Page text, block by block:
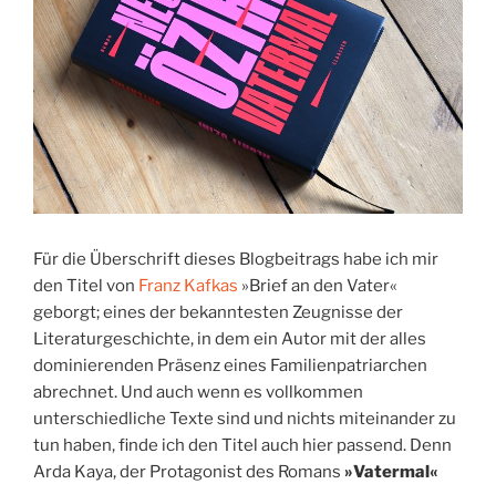
Für die Überschrift dieses Blogbeitrags habe ich mir
den Titel von Franz Kafkas »Brief an den Vater«
geborgt; eines der bekanntesten Zeugnisse der
Literaturgeschichte, in dem ein Autor mit der alles
dominierenden Präsenz eines Familienpatriarchen
abrechnet. Und auch wenn es vollkommen
unterschiedliche Texte sind und nichts miteinander zu
tun haben, finde ich den Titel auch hier passend. Denn
Arda Kaya, der Protagonist des Romans »Vatermal«